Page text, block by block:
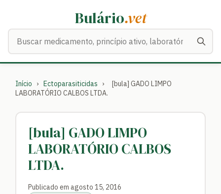
Bulário.vet
Início › Ectoparasiticidas ›
[bula] GADO LIMPO
LABORATÓRIO CALBOS LTDA.
[bula] GADO LIMPO
LABORATÓRIO CALBOS
LTDA.
Publicado em agosto 15, 2016